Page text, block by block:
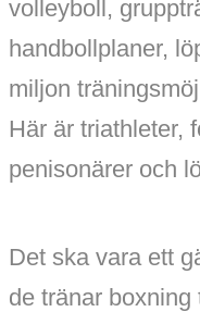
volleyboll,
handbollplaner,
miljon
Här är triathleter,
penisonärer och
Det ska vara ett
de tränar